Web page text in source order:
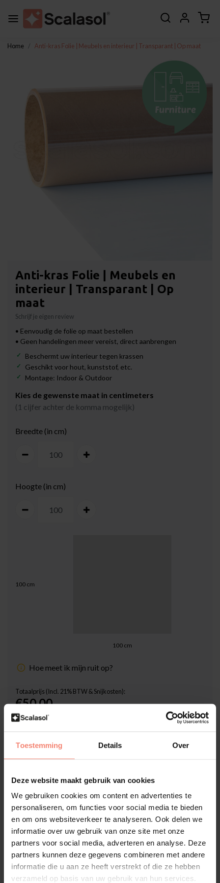
Toestemming Details Over
Deze website maakt gebruik van cookies
We gebruiken cookies om content en advertenties te
personaliseren, om functies voor social media te bieden
en om ons websiteverkeer te analyseren. Ook delen we
informatie over uw gebruik van onze site met onze
partners voor social media, adverteren en analyse. Deze
partners kunnen deze gegevens combineren met andere
informatie die u aan ze heeft verstrekt of die ze hebben
verzameld op basis van uw gebruik van hun services.
Home Anti-kras Folie | Meubels en interieur | Transparant | Op maat
Anti-kras Folie | Meubels en
interieur | Transparant | Op
maat
Schrijf je eigen review
• Eenvoudig de folie op maat bestellen
• Geen handelingen meer vereist, direct aanbrengen
Beschermt uw interieur tegen krassen
Geschikt voor hout, kunststof, etc.
Montage: Indoor & Outdoor
Kies de gewenste maat in centimeters
(1 cijfer achter de komma mogelijk)
Breedte (in cm)
Hoogte (in cm)
100 cm
100 cm
Hoe meet ik mijn ruit op?
Totaalprijs (Incl. 21% BTW & Snijkosten):
€50,00
Inclusief Scalasol® ZekerMonteren Garantie
Levertijd: 1-3 werkdagen
In winkelwagen
Hoge klantenbeoordeling: 4.6 van 5
Achteraf betaling mogelijk met Klarna
1-3 werkdagen levertijd
Meer informatie?
Neem contact met ons op